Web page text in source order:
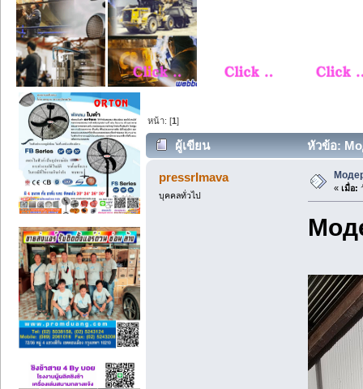
หน้า: [1]
ผู้เขียน หัวข้อ:
pressrImava
บุคคลทั่วไป
« เมื่อ: